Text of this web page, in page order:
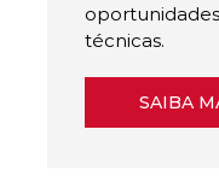
oportunidades
técnicas.
SAIBA